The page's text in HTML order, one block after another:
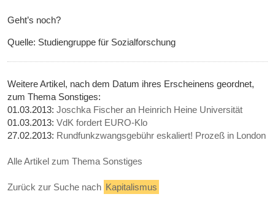
Geht’s noch?
Quelle: Studiengruppe für Sozialforschung
Weitere Artikel, nach dem Datum ihres Erscheinens geordnet,
zum Thema Sonstiges:
01.03.2013:Joschka Fischer an Heinrich Heine Universität
01.03.2013:VdK fordert EURO-Klo
27.02.2013: Rundfunkzwangsgebühr eskaliert! Prozeß in London
Alle Artikel zum Thema Sonstiges
Zurück zur Suche nach Kapitalismus